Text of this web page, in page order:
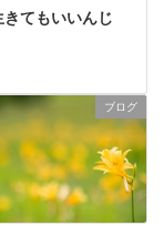
てもいいんじ
ブログ